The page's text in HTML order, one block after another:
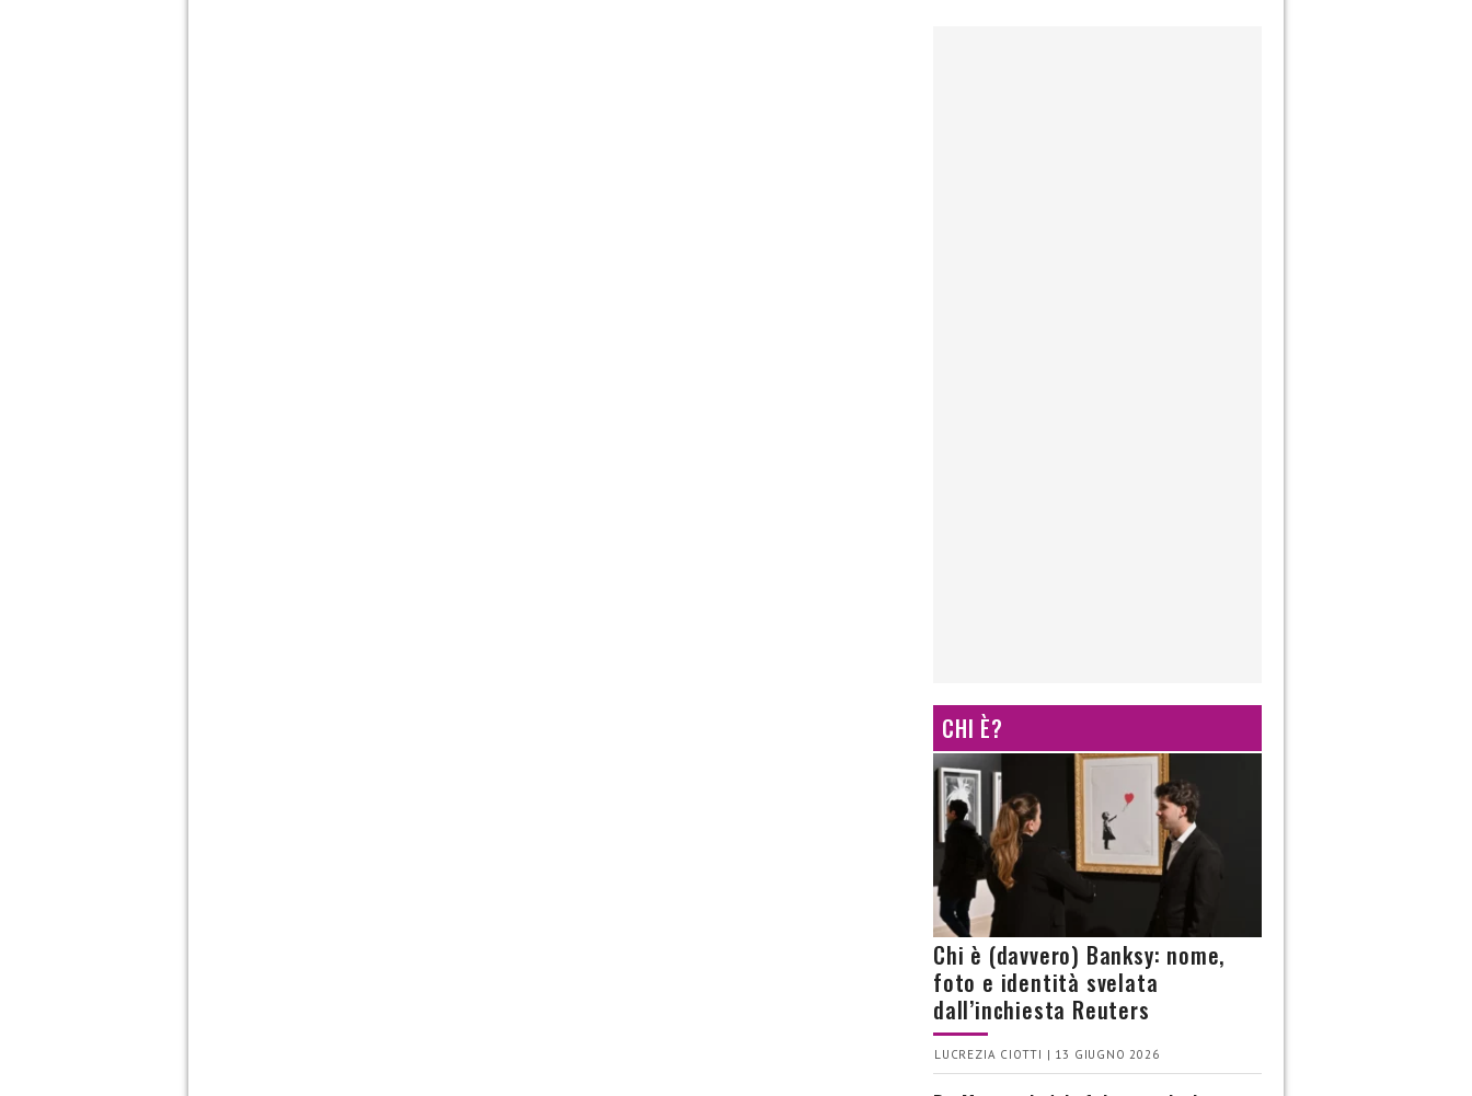
CHI È?
Chi è (davvero) Banksy: nome,
foto e identità svelata
dall’inchiesta Reuters
LUCREZIA CIOTTI | 13 GIUGNO 2026